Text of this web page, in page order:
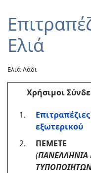
Ελιά
Ελιά-Λάδι
Χρήσιμοι
εξωτερικού
ΠΕΜΕΤΕ
(